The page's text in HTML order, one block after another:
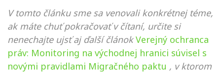
V tomto článku sme sa venovali konkrétnej téme,
ak máte chuť pokračovať v čítaní, určite si
nenechajte ujsť aj ďalší článok Verejný ochranca
práv: Monitoring na východnej hranici súvisel s
novými pravidlami Migračného paktu , v ktorom